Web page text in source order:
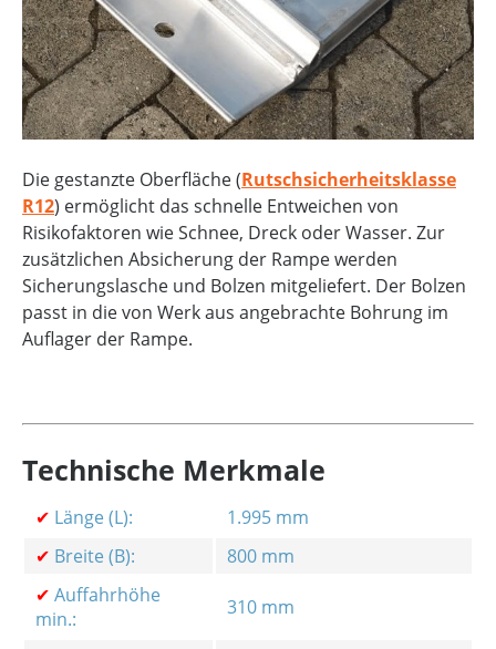
Die gestanzte Oberfläche (Rutschsicherheitsklasse
R12) ermöglicht das schnelle Entweichen von
Risikofaktoren wie Schnee, Dreck oder Wasser. Zur
zusätzlichen Absicherung der Rampe werden
Sicherungslasche und Bolzen mitgeliefert. Der Bolzen
passt in die von Werk aus angebrachte Bohrung im
Auflager der Rampe.
Technische Merkmale
✔ Länge (L):
1.995 mm
✔ Breite (B):
800 mm
✔ Auffahrhöhe
min.:
310 mm